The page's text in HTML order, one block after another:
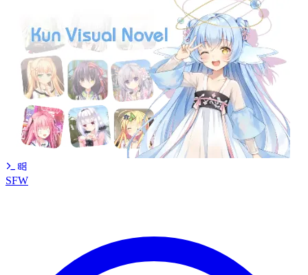
SFW